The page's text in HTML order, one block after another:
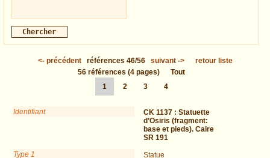
<- précédent références 46/56 suivant->
retour liste
56 références (4 pages)
Tout
1
2 3 4
Identifiant CK 1137 : Statuette
d’Osiris (fragment:
base et pieds). Caire
SR 191
Type 1
Statue